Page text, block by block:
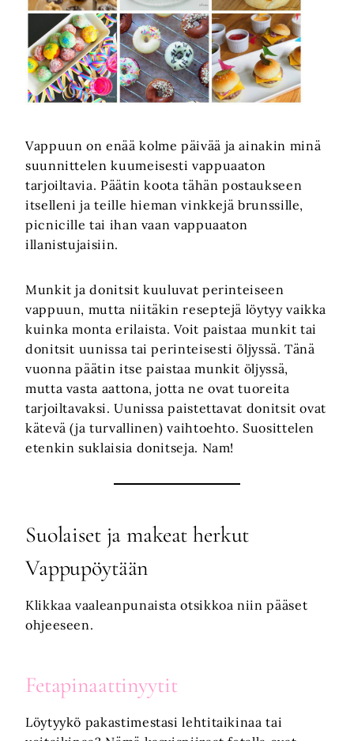
Vappuun on enää kolme päivää ja ainakin minä
suunnittelen kuumeisesti vappuaaton
tarjoiltavia. Päätin koota tähän postaukseen
itselleni ja teille hieman vinkkejä brunssille,
picnicille tai ihan vaan vappuaaton
illanistujaisiin.
Munkit ja donitsit kuuluvat perinteiseen
vappuun, mutta niitäkin reseptejä löytyy vaikka
kuinka monta erilaista. Voit paistaa munkit tai
donitsit uunissa tai perinteisesti öljyssä. Tänä
vuonna päätin itse paistaa munkit öljyssä,
mutta vasta aattona, jotta ne ovat tuoreita
tarjoiltavaksi. Uunissa paistettavat donitsit ovat
kätevä (ja turvallinen) vaihtoehto. Suosittelen
etenkin suklaisia donitseja. Nam!
Suolaiset ja makeat herkut
Vappupöytään
Klikkaa vaaleanpunaista otsikkoa niin pääset
ohjeeseen.
Fetapinaattinyytit
Löytyykö pakastimestasi lehtitaikinaa tai